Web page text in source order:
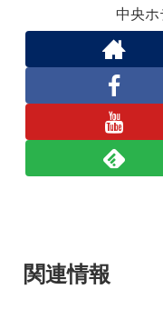
中央ホ
関連情報